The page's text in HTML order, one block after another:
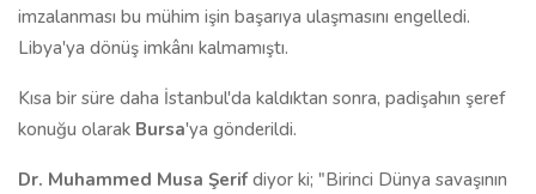
imzalanması bu mühim işin başarıya ulaşmasını engelledi.
Libya'ya dönüş imkânı kalmamıştı.
Kısa bir süre daha İstanbul'da kaldıktan sonra, padişahın şeref
konuğu olarak Bursa'ya gönderildi.
Dr. Muhammed Musa Şerifdiyor ki; "Birinci Dünya savaşının